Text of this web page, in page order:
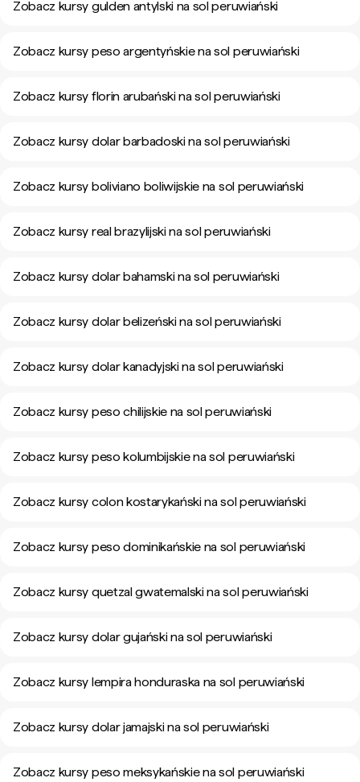
Zobacz kursy gulden antylski na sol peruwiański
Zobacz kursy peso argentyńskie na sol peruwiański
Zobacz kursy florin arubański na sol peruwiański
Zobacz kursy dolar barbadoski na sol peruwiański
Zobacz kursy boliviano boliwijskie na sol peruwiański
Zobacz kursy real brazylijski na sol peruwiański
Zobacz kursy dolar bahamski na sol peruwiański
Zobacz kursy dolar belizeński na sol peruwiański
Zobacz kursy dolar kanadyjski na sol peruwiański
Zobacz kursy peso chilijskie na sol peruwiański
Zobacz kursy peso kolumbijskie na sol peruwiański
Zobacz kursy colon kostarykański na sol peruwiański
Zobacz kursy peso dominikańskie na sol peruwiański
Zobacz kursy quetzal gwatemalski na sol peruwiański
Zobacz kursy dolar gujański na sol peruwiański
Zobacz kursy lempira honduraska na sol peruwiański
Zobacz kursy dolar jamajski na sol peruwiański
Zobacz kursy peso meksykańskie na sol peruwiański